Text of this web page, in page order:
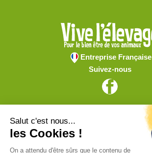
Entreprise Française
Suivez-nous
Vive l'élevage